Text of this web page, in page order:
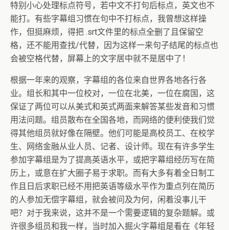
特别小心处理标点符号，若中文不打句后标点，英文也不
能打。有些字幕组习惯在句中不打标点，我曾想这样操
作，但挺麻烦，得把 .srt文件里的标点全删了且保留空
格，还不能用查找/代替，因为这样一来句子结尾的标点也
会被空格代替，屏幕上的文字居中就不是居中了！
根据一年来的观察，字幕组的各位来自世界各地各行各
业。组长和其中一位校对，一位在北美，一位在腐国，这
保证了两位可以从美式和英式两面来解答某些发音和习惯
用法问题。组员散布在全国各地，而网络的便利使我们觉
得其他组员就好像在隔壁。他们可能是高校员工、在校学
生、网络金融从业人员、记者、设计师。现在有许多学生
参加字幕组是为了提高英语水平，或把字幕组经历写在简
历上，或意在扩大圈子易于求职。而有大多有着全日制工
作且日后求职已经不用把英语等级水平作为重点列在简历
的人参加无偿字幕组，就会被问及为何，闲着没事儿干
吧？对于我来说，这并不是一个需要逻辑的复杂题解。或
许很多组员和我一样，当时加入掘火字幕组是看在《年轻